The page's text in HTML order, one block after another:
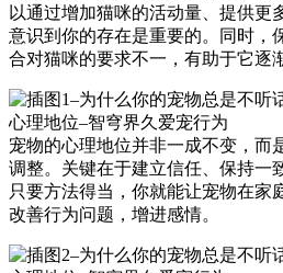
以通过增加猫咪的活动量、提供更
意识到你的存在是重要的。同时，
合对猫咪的要求不一，有助于它逐
宠物的心理地位并非一成不变，而
调整。关键在于建立信任、保持一
只要方法得当，你就能让宠物在家
改善行为问题，增进感情。